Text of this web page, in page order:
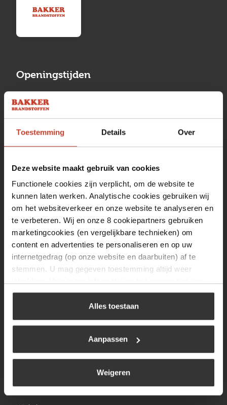
Toestemming Details Over
Deze website maakt gebruik van cookies
Functionele cookies zijn verplicht, om de website te
kunnen laten werken. Analytische cookies gebruiken wij
om het websiteverkeer en onze website te analyseren en
te verbeteren. Wij en onze 8 cookiepartners gebruiken
marketingcookies (en vergelijkbare technieken) om
content en advertenties te personaliseren en op uw
internetgedrag (op onze website en daarbuiten) af te
stemmen. U mag gegeven toestemming altijd weer
uw keuze op onze website verwijzen wij u naar ons
Alles toestaan
Aanpassen
Weigeren
Openingstijden
Maandag
Woensdag
Donderdag
08:00 tot 17:00
Vrijdag
08:00 tot 17:00
Zaterdag
09:30 tot 12:00
Zondag
Gesloten
Navigatie
BBQ
Brandstoffen
Verwarming
Links